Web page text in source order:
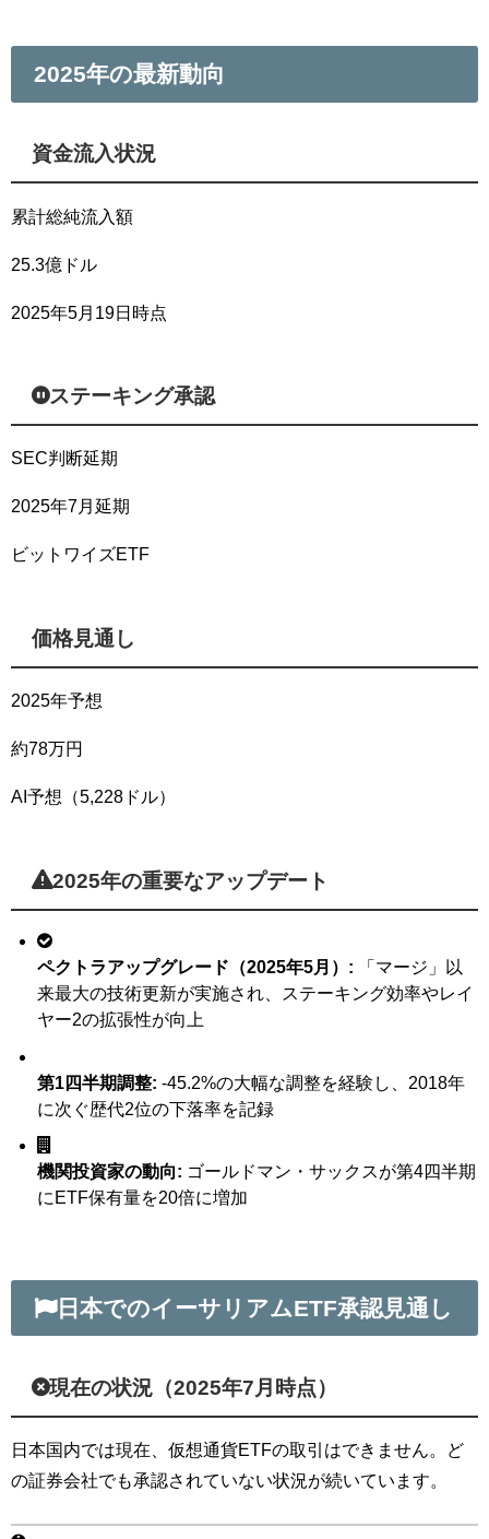
2025年の最新動向
資金流入状況
累計総純流入額
25.3億ドル
2025年5月19日時点
ステーキング承認
SEC判断延期
2025年7月延期
ビットワイズETF
価格見通し
2025年予想
約78万円
AI予想（5,228ドル）
2025年の重要なアップデート
ペクトラアップグレード（2025年5月）: 「マージ」以
来最大の技術更新が実施され、ステーキング効率やレイ
ヤー2の拡張性が向上
第1四半期調整: -45.2%の大幅な調整を経験し、2018年
に次ぐ歴代2位の下落率を記録
機関投資家の動向: ゴールドマン・サックスが第4四半期
にETF保有量を20倍に増加
日本でのイーサリアムETF承認見通し
現在の状況（2025年7月時点）
日本国内では現在、仮想通貨ETFの取引はできません。ど
の証券会社でも承認されていない状況が続いています。